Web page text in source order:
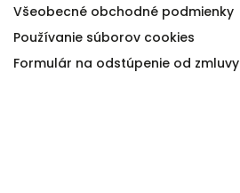
Všeobecné obchodné podmienky
Používanie súborov cookies
Formulár na odstúpenie od zmluvy